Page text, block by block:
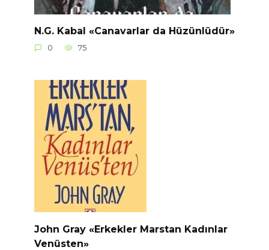
N.G. Kabal «Canavarlar da Hüzünlüdür»
0 75
John Gray «Erkekler Marstan Kadınlar
Venüsten»